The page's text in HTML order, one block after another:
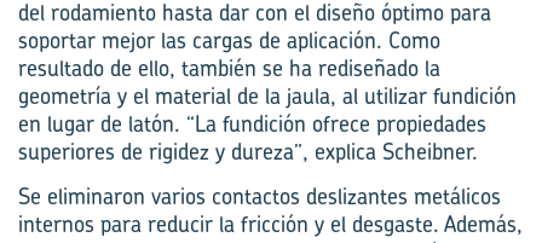
del rodamiento hasta dar con el diseño óptimo para
soportar mejor las cargas de aplicación. Como
resultado de ello, también se ha rediseñado la
geometría y el material de la jaula, al utilizar fundición
en lugar de latón. “La fundición ofrece propiedades
superiores de rigidez y dureza”, explica Scheibner.
Se eliminaron varios contactos deslizantes metálicos
internos para reducir la fricción y el desgaste. Además,